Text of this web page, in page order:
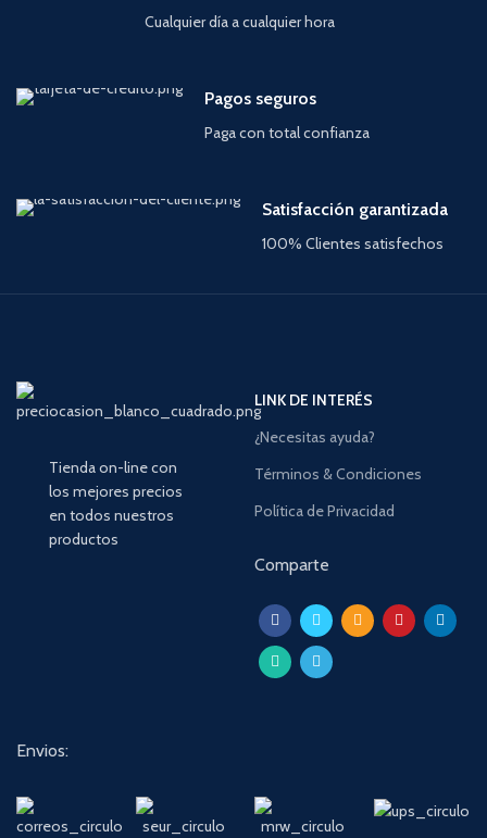
Cualquier día a cualquier hora
Pagos seguros
Paga con total confianza
Satisfacción garantizada
100% Clientes satisfechos
Tienda on-line con
los mejores precios
en todos nuestros
productos
LINK DE INTERÉS
¿Necesitas ayuda?
Términos & Condiciones
Política de Privacidad
Comparte
Envios: